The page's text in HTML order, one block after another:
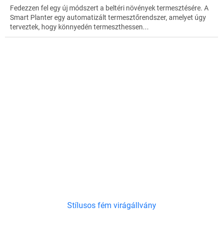
Fedezzen fel egy új módszert a beltéri növények termesztésére. A
Smart Planter egy automatizált termesztőrendszer, amelyet úgy
terveztek, hogy könnyedén termeszthessen...
Stílusos fém virágállvány